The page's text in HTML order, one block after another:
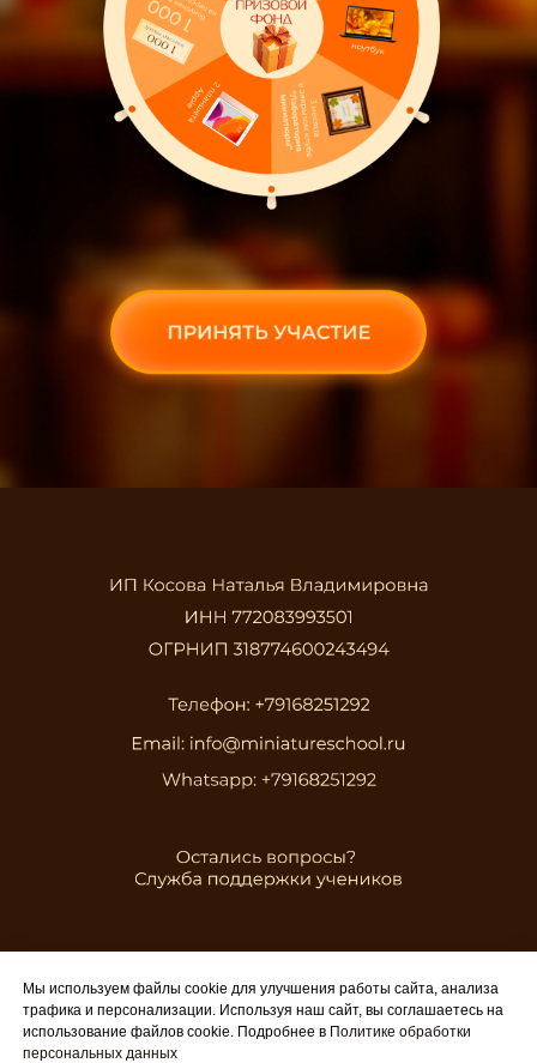
Мы используем файлы cookie для улучшения работы сайта, анализа
трафика и персонализации. Используя наш сайт, вы соглашаетесь на
использование файлов cookie. Подробнее в Политике обработки
персональных данных